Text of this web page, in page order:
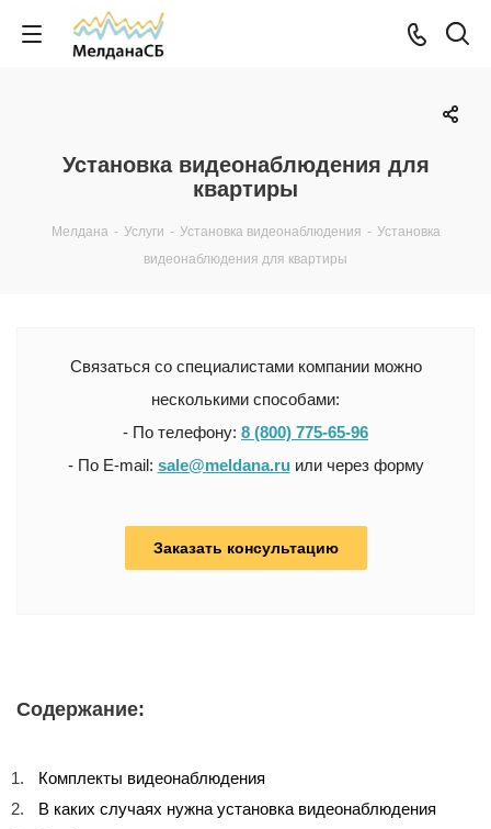
Установка видеонаблюдения для
квартиры
Мелдана - Услуги - Установка видеонаблюдения - Установка
видеонаблюдения для квартиры
Связаться со специалистами компании можно
несколькими способами:
- По телефону: 8 (800) 775-65-96
- По E-mail: sale@meldana.ruили через форму
Заказать консультацию
Содержание:
Комплекты видеонаблюдения
В каких случаях нужна установка видеонаблюдения